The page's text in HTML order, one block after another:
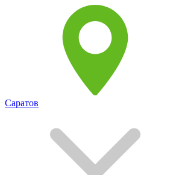
Саратов